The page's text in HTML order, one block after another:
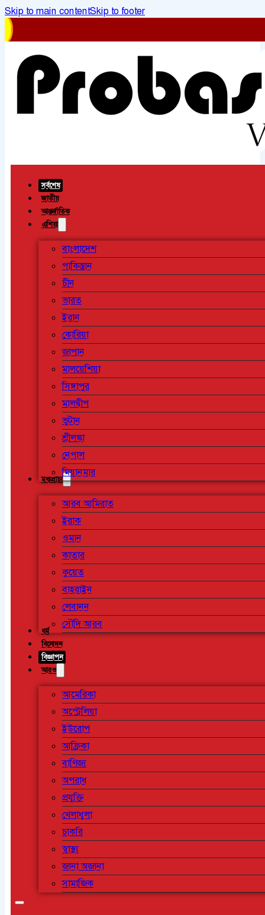
Skip to main contentSkip to footer
সর্বশেষ
জাতীয়
আন্তর্জাতিক
এশিয়া
বাংলাদেশ
পাকিস্তান
চীন
ভারত
ইরান
কোরিয়া
জাপান
মালয়েশিয়া
সিঙ্গাপুর
মালদ্বীপ
ভুটান
শ্রীলঙ্কা
নেপাল
মিয়ানমার
মধ্যপ্রাচ্য
আরব আমিরাত
ইরাক
ওমান
কাতার
কুয়েত
বাহরাইন
লেবানন
সৌদি আরব
ধর্ম
বিনোদন
বিজ্ঞাপন
আরও
আমেরিকা
অস্ট্রেলিয়া
ইউরোপ
আফ্রিকা
বাণিজ্য
অপরাধ
প্রযুক্তি
খেলাধুলা
চাকরি
স্বাস্থ্য
জানা অজানা
সামাজিক